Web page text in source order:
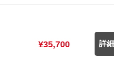
¥35,700 詳細